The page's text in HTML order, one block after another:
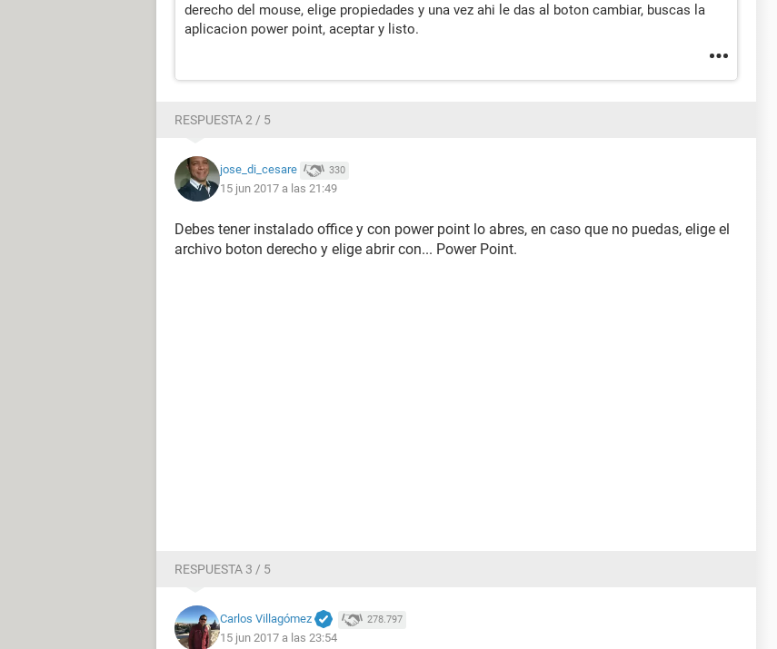
derecho del mouse, elige propiedades y una vez ahi le das al boton cambiar, buscas la
aplicacion power point, aceptar y listo.
RESPUESTA 2 / 5
jose_di_cesare 330
15 jun 2017 a las 21:49
Debes tener instalado office y con power point lo abres, en caso que no puedas, elige el
archivo boton derecho y elige abrir con... Power Point.
RESPUESTA 3 / 5
Carlos Villagómez 278.797
15 jun 2017 a las 23:54